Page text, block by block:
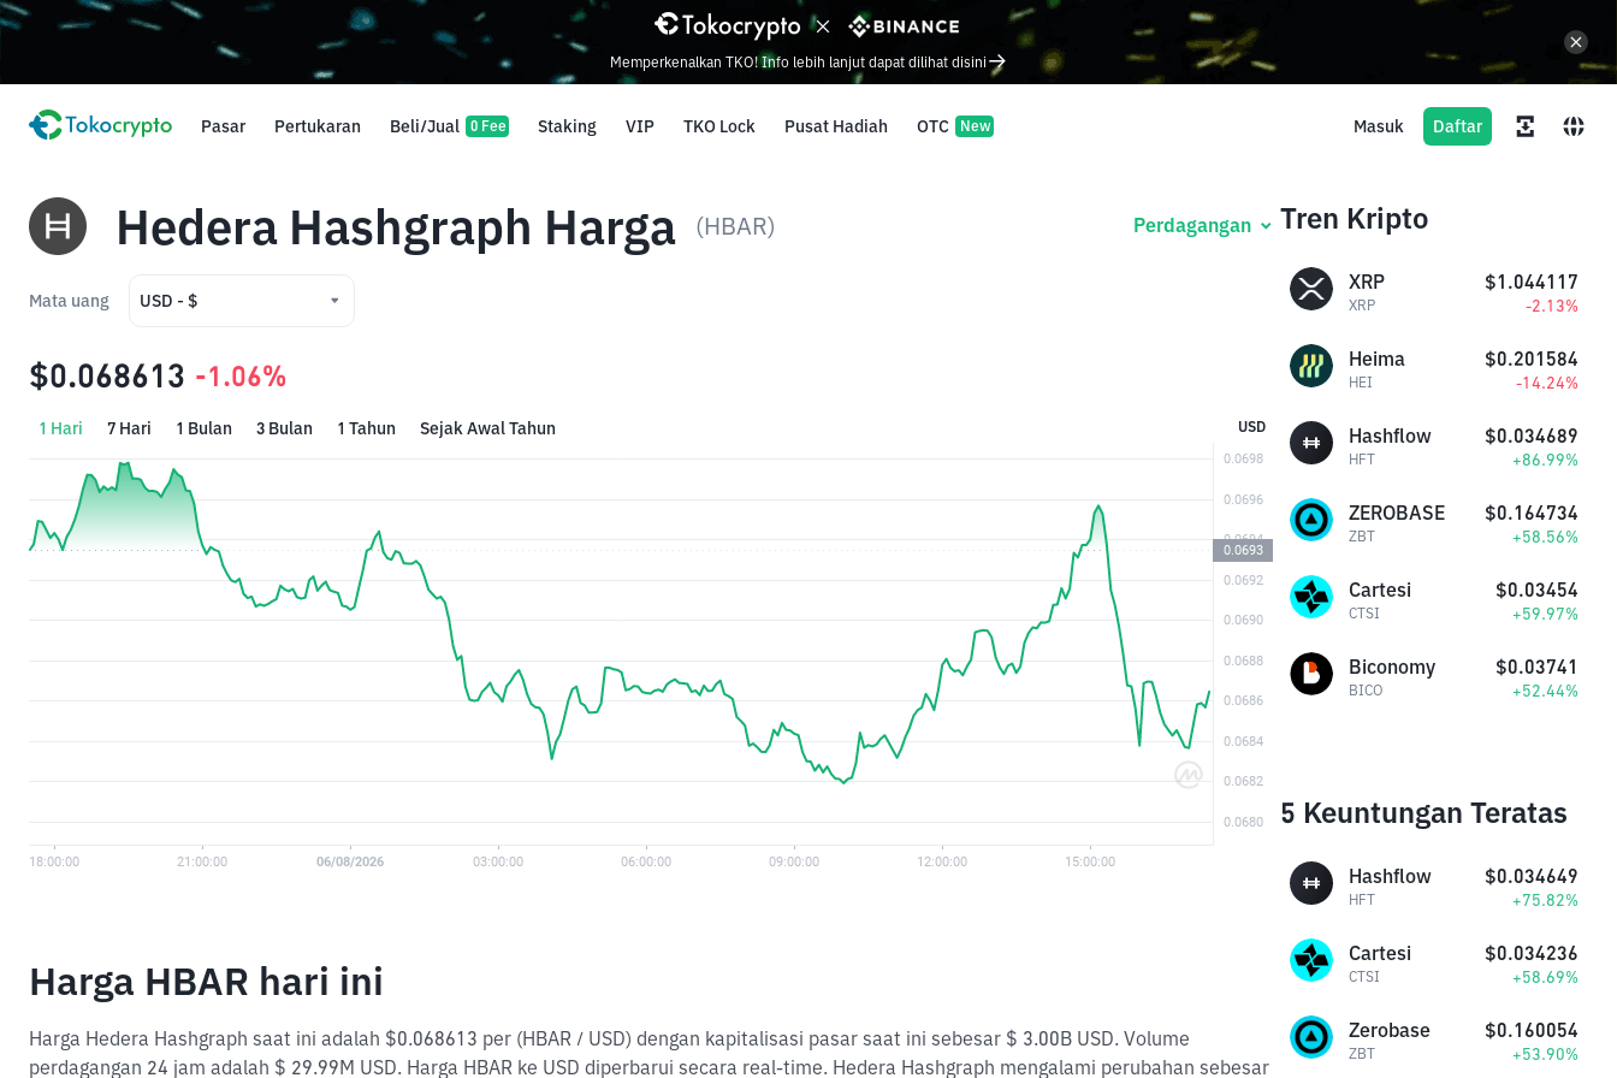
Pasar Pertukaran Beli/Jual 0 Fee Staking VIP TKO Lock Pusat Hadiah OTC New Masuk Daftar
Memperkenalkan TKO! Info lebih lanjut dapat dilihat disini
Hedera Hashgraph Harga (HBAR) Perdagangan
Mata uang USD - $
IDR - Rp
$0.068613 -1.06%
1 Hari 7 Hari 1 Bulan 3 Bulan 1 Tahun Sejak Awal Tahun USD
Harga HBAR hari ini
Harga Hedera Hashgraph saat ini adalah $0.068613 per (HBAR / USD) dengan kapitalisasi pasar saat ini sebesar $ 3.00B USD. Volume
perdagangan 24 jam adalah $ 29.99M USD. Harga HBAR ke USD diperbarui secara real-time. Hedera Hashgraph mengalami perubahan sebesar
Tren Kripto
XRP
XRP
$1.044117
-2.13%
Heima
HEI
$0.201584
-14.24%
Hashflow
HFT
$0.034689
+86.99%
ZEROBASE
ZBT
$0.164734
+58.56%
Cartesi
CTSI
$0.03454
+59.97%
Biconomy
BICO
$0.03741
+52.44%
5 Keuntungan Teratas
Hashflow
HFT
$0.034649
+75.82%
Cartesi
CTSI
$0.034236
+58.69%
Zerobase
ZBT
$0.160054
+53.90%